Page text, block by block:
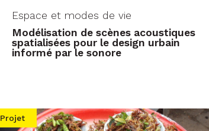
Espace et modes de vie
Modélisation de scènes acoustiques
spatialisées pour le design urbain
informé par le sonore
Projet